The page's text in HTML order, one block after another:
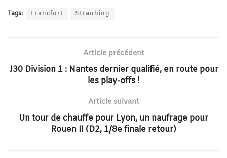
Tags: Francfort Straubing
Article précédent
J30 Division 1 : Nantes dernier qualifié, en route pour
les play-offs !
Article suivant
Un tour de chauffe pour Lyon, un naufrage pour
Rouen II (D2, 1/8e finale retour)